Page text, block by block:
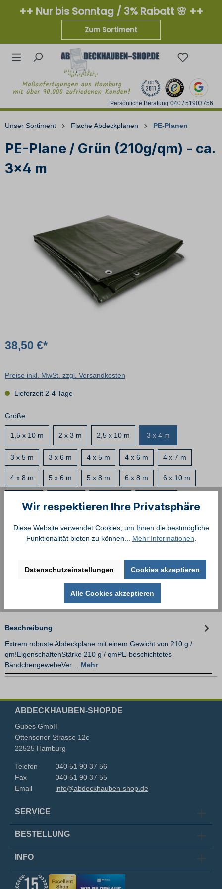
++ Nur bis Sonntag / 3% Rabatt 🌸 ++
Zum Sortiment
Persönliche Beratung 040 / 51903756
Unser Sortiment Flache Abdeckplanen PE-Planen
PE-Plane / Grün (210g/qm) - ca.
3x4 m
38,50 €*
Preise inkl. MwSt. zzgl. Versandkosten
Lieferzeit 2-4 Tage
Größe
1,5 x 10 m 2 x 3 m 2,5 x 10 m 3 x 4 m
3 x 5 m 3 x 6 m 4 x 5 m 4 x 6 m 4 x 7 m
4 x 8 m 5 x 6 m 5 x 8 m 6 x 8 m 6 x 10 m
Zum Merkzettel hinzufügen
430304
Beschreibung
Extrem robuste Abdeckplane mit einem Gewicht von 210 g /
qm!EigenschaftenStärke 210 g / qmPE-beschichtetes
BändchengewebeVer… Mehr
ABDECKHAUBEN-SHOP.DE
Gubes GmbH
Ottensener Strasse 12c
22525 Hamburg
Telefon
040 51 90 37 56
Fax
040 51 90 37 55
Email
info@abdeckhauben-shop.de
SERVICE
BESTELLUNG
INFO
Wir respektieren Ihre Privatsphäre
Diese Website verwendet Cookies, um Ihnen die bestmögliche
Funktionalität bieten zu können... Mehr Informationen
Datenschutzeinstellungen Cookies akzeptieren
Alle Cookies akzeptieren